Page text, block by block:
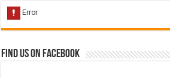
Find us on Facebook